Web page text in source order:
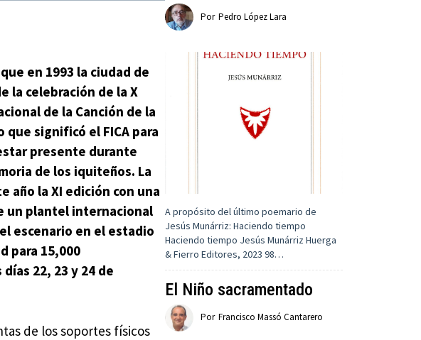
en 1993 la ciudad de
la celebración de la X
de la Canción de la
que significó el FICA para
presente durante
de los iquiteños. La
año la XI edición con una
un plantel internacional
escenario en el estadio
para 15,000
22, 23 y 24 de
de los soportes físicos
Por Pedro López Lara
A propósito del último poemario de
Jesús Munárriz: Haciendo tiempo
Haciendo tiempo Jesús Munárriz Huerga
& Fierro Editores, 2023 98…
El Niño sacramentado
Por Francisco Massó Cantarero